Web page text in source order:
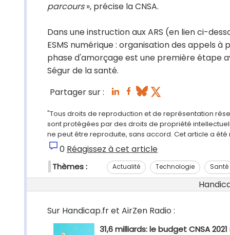
parcours», précise la CNSA.
Dans une instruction aux ARS (en lien ci-
ESMS numérique : organisation des appels
phase d'amorçage est une première étape
Ségur de la santé.
Partager sur :
"Tous droits de reproduction et de représentation
sont protégées par des droits de propriété
ne peut être reproduite, sans accord. Cet article a
0 Réagissez à cet article
Thèmes : Actualité Technologie Santé
Sur Handicap.fr et AirZen Radio :
31,6 milliards: le budget CNSA